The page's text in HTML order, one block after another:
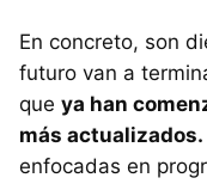
En concreto, son
futuro van a
que ya han
más actualizados.
enfocadas en